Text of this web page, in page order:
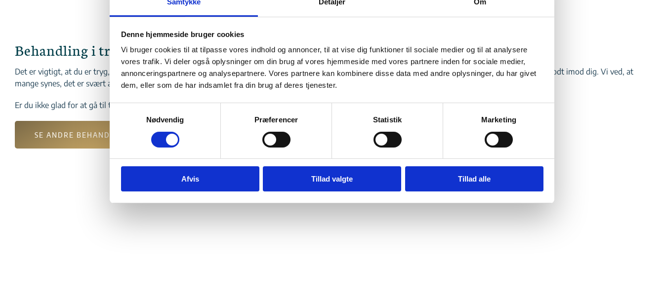
Samtykke Detaljer Om
Denne hjemmeside bruger cookies
Vi bruger cookies til at tilpasse vores indhold og annoncer, til at vise dig funktioner til sociale medier og til at analysere
vores trafik. Vi deler også oplysninger om din brug af vores hjemmeside med vores partnere inden for sociale medier,
annonceringspartnere og analysepartnere. Vores partnere kan kombinere disse data med andre oplysninger, du har givet
dem, eller som de har indsamlet fra din brug af deres tjenester.
Samtykkevalg
Nødvendig
Præferencer Statistik Marketing
Afvis Tillad valgte Tillad alle
Behandling i trygge rammer
Det er vigtigt, at du er tryg, når du træder ind ad døren på vores klinik. Derfor har vi også lavet et personligt og hyggeligt venteværelse, hvor vi altid tager godt imod dig. Vi ved, at
mange synes, det er svært at gå til tandlægen, og vi har stor kendskab til frygt, angst og tandlægeskræk.
Er du ikke glad for at gå til tandlægen, skal du endelig komme til os, så vi kan sætte os ind i, hvor din frygt kommer fra og behandle dig trygt og sikkert.
SE ANDRE BEHANDLINGER